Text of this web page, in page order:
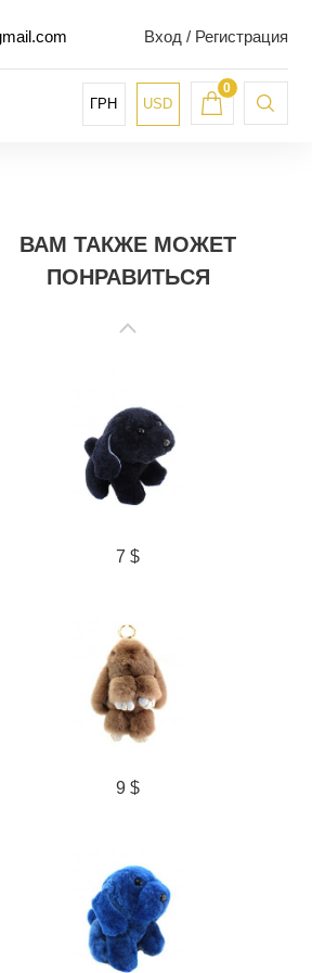
Вход / Регистрация
ГРН USD
0
ВАМ ТАКЖЕ МОЖЕТ
ПОНРАВИТЬСЯ
7 $
9 $